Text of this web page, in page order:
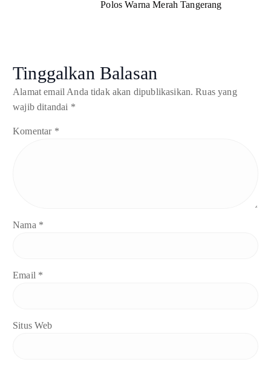
Polos Warna Merah Tangerang
Tinggalkan Balasan
Alamat email Anda tidak akan dipublikasikan. Ruas yang
wajib ditandai *
Komentar *
Nama *
Email *
Situs Web